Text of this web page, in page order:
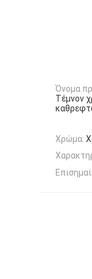
Όνομα
Τέμνον
Χρώμα: